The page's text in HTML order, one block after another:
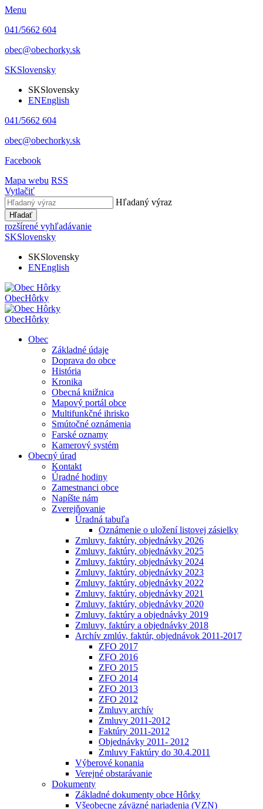
Menu
041/5662 604
obec@obechorky.sk
SKSlovensky
SKSlovensky
ENEnglish
041/5662 604
obec@obechorky.sk
Facebook
Mapa webu RSS
Vytlačiť
Hľadaný výraz
Hľadať
rozšírené vyhľadávanie
SKSlovensky
SKSlovensky
ENEnglish
ObecHôrky
ObecHôrky
Obec
Základné údaje
Doprava do obce
História
Kronika
Obecná knižnica
Mapový portál obce
Multifunkčné ihrisko
Smútočné oznámenia
Farské oznamy
Kamerový systém
Obecný úrad
Kontakt
Úradné hodiny
Zamestnanci obce
Napíšte nám
Zverejňovanie
Úradná tabuľa
Oznámenie o uložení listovej zásielky
Zmluvy, faktúry, objednávky 2026
Zmluvy, faktúry, objednávky 2025
Zmluvy, faktúry, objednávky 2024
Zmluvy, faktúry, objednávky 2023
Zmluvy, faktúry, objednávky 2022
Zmluvy, faktúry, objednávky 2021
Zmluvy, faktúry, objednávky 2020
Zmluvy, faktúry a objednávky 2019
Zmluvy, faktúry a objednávky 2018
Archív zmlúv, faktúr, objednávok 2011-2017
ZFO 2017
ZFO 2016
ZFO 2015
ZFO 2014
ZFO 2013
ZFO 2012
Zmluvy archív
Zmluvy 2011-2012
Faktúry 2011-2012
Objednávky 2011- 2012
Zmluvy Faktúry do 30.4.2011
Výberové konania
Verejné obstarávanie
Dokumenty
Základné dokumenty obce Hôrky
Všeobecne záväzné nariadenia (VZN)